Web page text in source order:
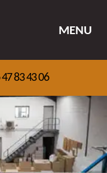
MENU
83 43 06